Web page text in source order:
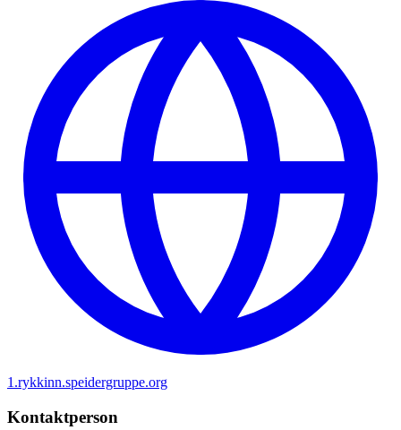
1.rykkinn.speidergruppe.org
Kontaktperson